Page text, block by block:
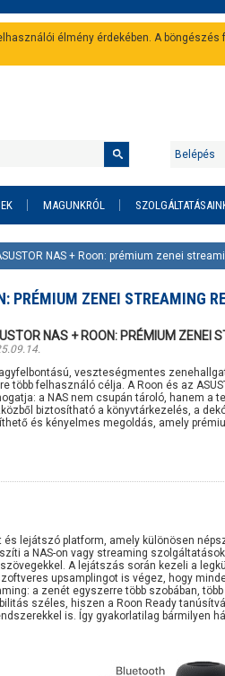
élmény érdekében. A böngészés
Belépés
MAGUNKRÓL
NAS + Roon: prémium zenei
PRÉMIUM ZENEI STREAMING
NAS + ROON: PRÉMIUM ZENEI
veszteségmentes
több felhasználó célja. A Roon és az
a NAS nem csupán tároló, hanem a
biztosítható a könyvtárkezelés, a
és kényelmes megoldás, amely
lejátszó platform, amely különösen
a NAS-on vagy streaming
A lejátszás során kezeli a
upsamplingot is végez, hogy
a zenét egyszerre több szobában,
széles, hiszen a Roon Ready
is. Így gyakorlatilag bármilyen